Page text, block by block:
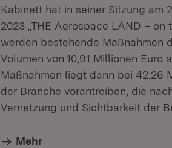
Kabinett hat in seiner Sitzung am
2023 „THE Aerospace LÄND –
werden bestehende Maßnahmen
Volumen von 10,91 Millionen
Maßnahmen liegt dann bei 42,26
der Branche vorantreiben, die
Vernetzung und Sichtbarkeit der
Mehr